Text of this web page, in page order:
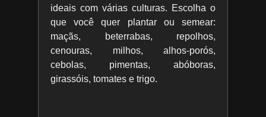
ideais com várias culturas. Escolha o
que você quer plantar ou semear:
maçãs, beterrabas, repolhos,
cenouras, milhos, alhos-porós,
cebolas, pimentas, abóboras,
girassóis, tomates e trigo.